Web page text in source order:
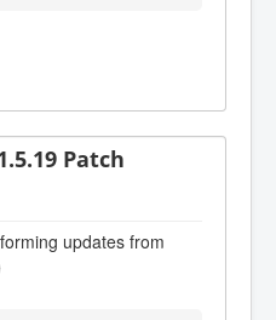
Patch
updates from